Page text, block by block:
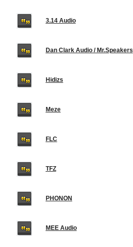
3.14 Audio
Dan Clark Audio / Mr.Speakers
Hidizs
Meze
FLC
TFZ
PHONON
MEE Audio